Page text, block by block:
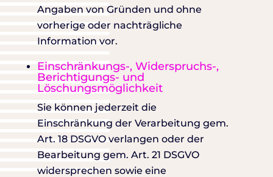
Angaben von Gründen und ohne
vorherige oder nachträgliche
Information vor.
Einschränkungs-, Widerspruchs-,
Berichtigungs- und
Löschungsmöglichkeit
Sie können jederzeit die
Einschränkung der Verarbeitung gem.
Art. 18 DSGVO verlangen oder der
Bearbeitung gem. Art. 21 DSGVO
widersprechen sowie eine